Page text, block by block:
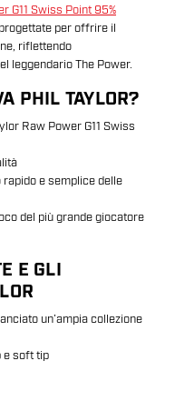
G11 Swiss Point 95%
per offrire il
riflettendo
leggendario The Power.
PHIL TAYLOR?
Raw Power G11 Swiss
rapido e semplice delle
del più grande giocatore
E GLI
un’ampia collezione
e soft tip